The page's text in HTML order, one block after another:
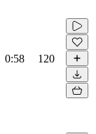
0:58 120